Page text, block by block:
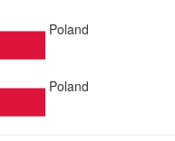
Poland
Poland